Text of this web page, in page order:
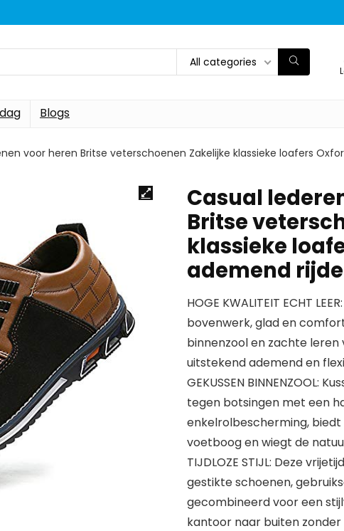
All categories
Blogs
voor heren Britse veterschoenen Zakelijke klassieke loafers
Casual
Britse
klassieke
ademend
HOGE KWALITEIT ECHT
bovenwerk, glad en
binnenzool en zachte leren
uitstekend ademend en
GEKUSSEN BINNENZOOL:
tegen botsingen met een
enkelrolbescherming,
voetboog en wiegt de
TIJDLOZE STIJL: Deze
gestikte schoenen,
gecombineerd voor een
kantoor naar buiten